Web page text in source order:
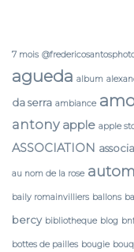
7 mois
agueda album
da serra ambiance
antony apple apple
ASSOCIATION
au nom de la rose
baily romainvilliers ballons
bercy bibliotheque blog
bottes de pailles bougie